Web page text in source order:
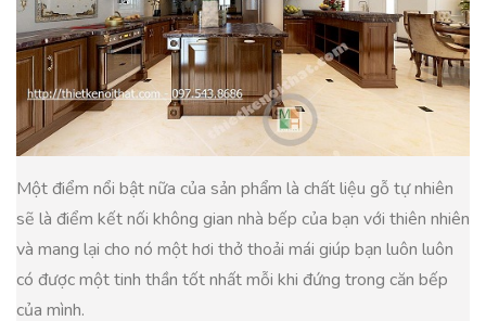
Một điểm nổi bật nữa của sản phẩm là chất liệu gỗ tự nhiên
sẽ là điểm kết nối không gian nhà bếp của bạn với thiên nhiên
và mang lại cho nó một hơi thở thoải mái giúp bạn luôn luôn
có được một tinh thần tốt nhất mỗi khi đứng trong căn bếp
của mình.